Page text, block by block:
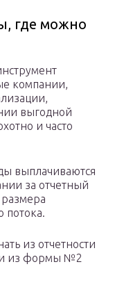
где можно
компании,
выгодной
и часто
выплачиваются
за отчетный
потока.
из отчетности
из формы №2